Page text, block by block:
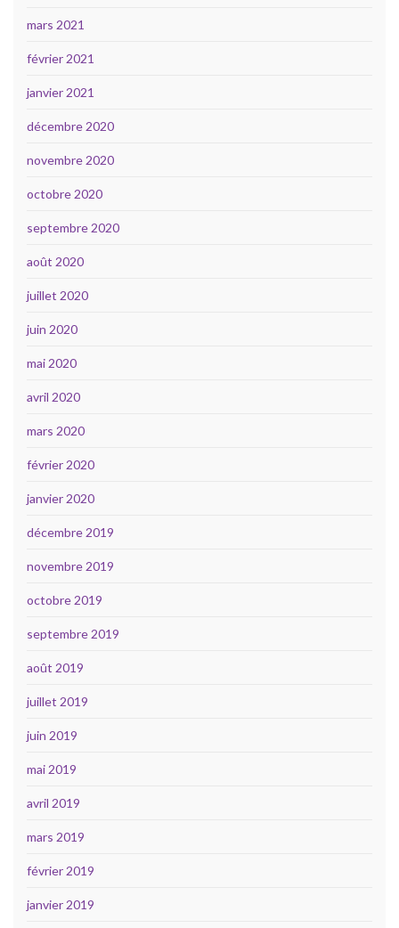
mars 2021
février 2021
janvier 2021
décembre 2020
novembre 2020
octobre 2020
septembre 2020
août 2020
juillet 2020
juin 2020
mai 2020
avril 2020
mars 2020
février 2020
janvier 2020
décembre 2019
novembre 2019
octobre 2019
septembre 2019
août 2019
juillet 2019
juin 2019
mai 2019
avril 2019
mars 2019
février 2019
janvier 2019